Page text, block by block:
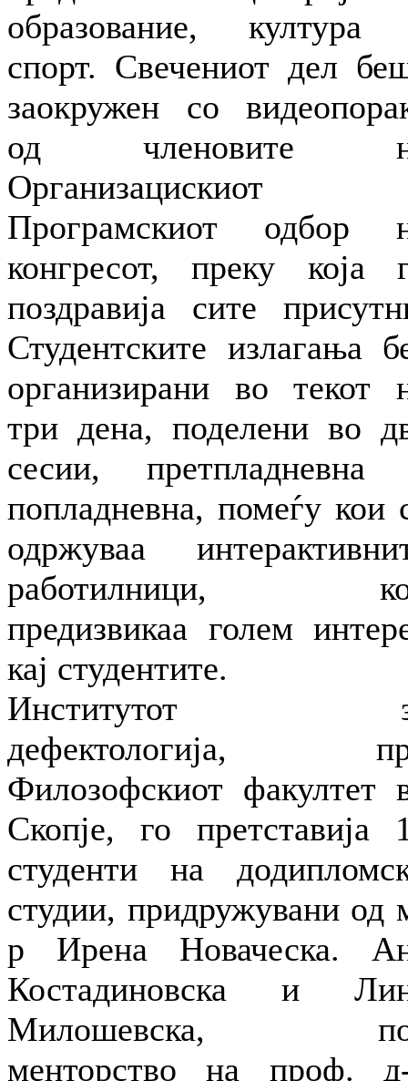
образование, култура
спорт. Свечениот дел
заокружен со
од членовите
Организацискиот
Програмскиот одбор
конгресот, преку која
поздравија сите
Студентските излагања
организирани во текот
три дена, поделени во
сесии, претпладневна
попладневна, помеѓу кои
одржуваа
работилници,
предизвикаа голем
кај студентите.
Институтот
дефектологија,
Филозофскиот факултет
Скопје, го претставија
студенти на
студии, придружувани од
р Ирена Новаческа.
Костадиновска и
Милошевска,
менторство на проф.